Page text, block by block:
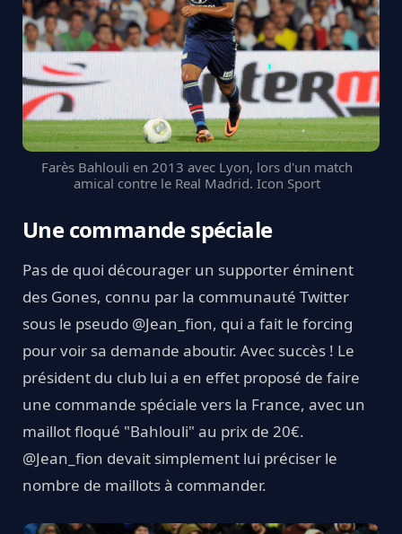
Farès Bahlouli en 2013 avec Lyon, lors d'un match
amical contre le Real Madrid. Icon Sport
Une commande spéciale
Pas de quoi décourager un supporter éminent
des Gones, connu par la communauté Twitter
sous le pseudo @Jean_fion, qui a fait le forcing
pour voir sa demande aboutir. Avec succès ! Le
président du club lui a en effet proposé de faire
une commande spéciale vers la France, avec un
maillot floqué "Bahlouli" au prix de 20€.
@Jean_fion devait simplement lui préciser le
nombre de maillots à commander.